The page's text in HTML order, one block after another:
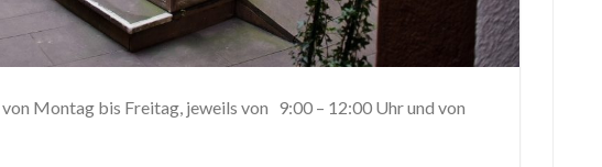
Montag bis Freitag, jeweils von 9:00 – 12:00 Uhr und von